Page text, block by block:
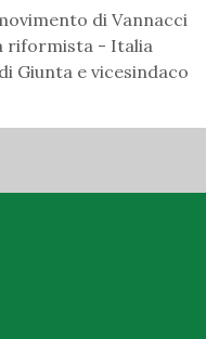
di Vannacci
riformista - Italia
Giunta e vicesindaco